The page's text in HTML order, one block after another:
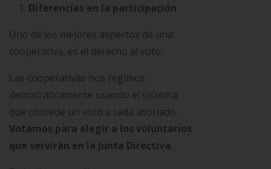
Diferencias en la participación
Uno de los mejores aspectos de una
cooperativa, es el derecho al voto.
Las cooperativas nos regimos
democráticamente usando el sistema
que concede un voto a cada asociado.
Votamos para elegir a los voluntarios
que servirán en la Junta Directiva.